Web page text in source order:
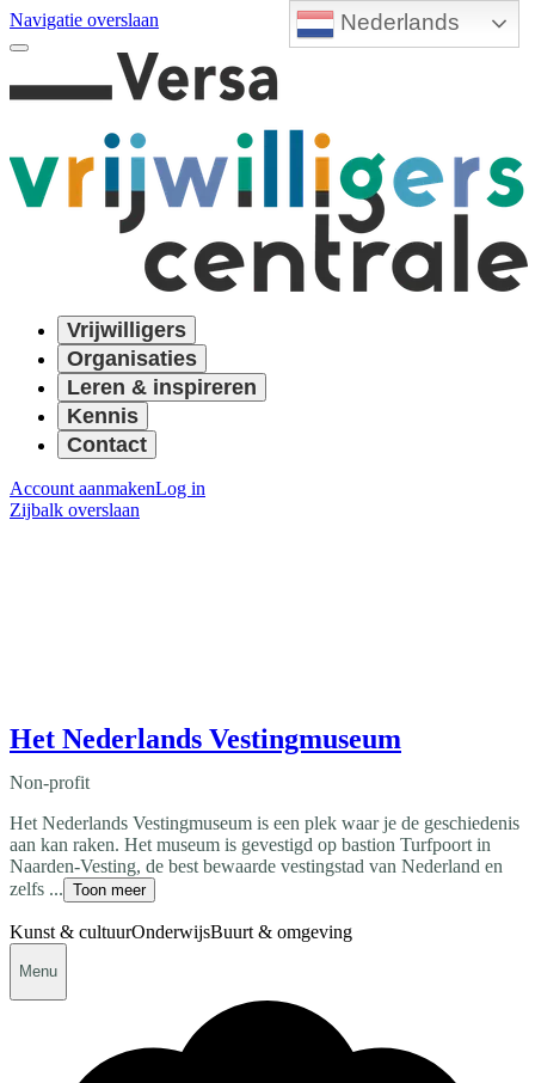
Nederlands
Navigatie overslaan
Vrijwilligers
Organisaties
Leren & inspireren
Kennis
Contact
Account aanmakenLog in
Zijbalk overslaan
Het Nederlands Vestingmuseum
Non-profit
Het Nederlands Vestingmuseum is een plek waar je de geschiedenis
aan kan raken. Het museum is gevestigd op bastion Turfpoort in
Naarden-Vesting, de best bewaarde vestingstad van Nederland en
zelfs ... Toon meer
Kunst & cultuurOnderwijsBuurt & omgeving
Menu